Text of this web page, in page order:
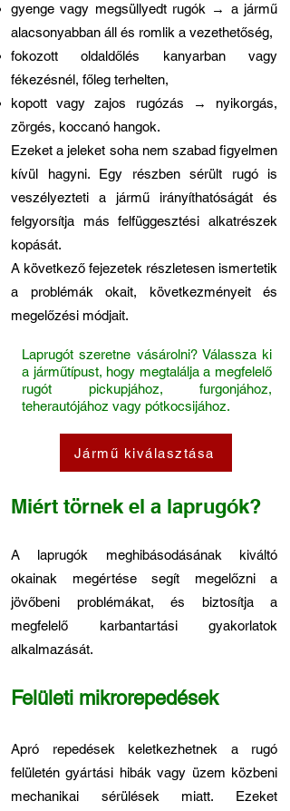
gyenge vagy megsüllyedt rugók → a jármű
alacsonyabban áll és romlik a vezethetőség,
fokozott oldaldőlés kanyarban vagy
fékezésnél, főleg terhelten,
kopott vagy zajos rugózás → nyikorgás,
zörgés, koccanó hangok.
Ezeket a jeleket soha nem szabad figyelmen
kívül hagyni. Egy részben sérült rugó is
veszélyezteti a jármű irányíthatóságát és
felgyorsítja más felfüggesztési alkatrészek
kopását.
A következő fejezetek részletesen ismertetik
a problémák okait, következményeit és
megelőzési módjait.
Laprugót szeretne vásárolni? Válassza ki
a járműtípust, hogy megtalálja a megfelelő
rugót pickupjához, furgonjához,
teherautójához vagy pótkocsijához.
Jármű kiválasztása
Miért törnek el a laprugók?
A laprugók meghibásodásának kiváltó
okainak megértése segít megelőzni a
jövőbeni problémákat, és biztosítja a
megfelelő karbantartási gyakorlatok
alkalmazását.
Felületi mikrorepedések
Apró repedések keletkezhetnek a rugó
felületén gyártási hibák vagy üzem közbeni
mechanikai sérülések miatt. Ezeket